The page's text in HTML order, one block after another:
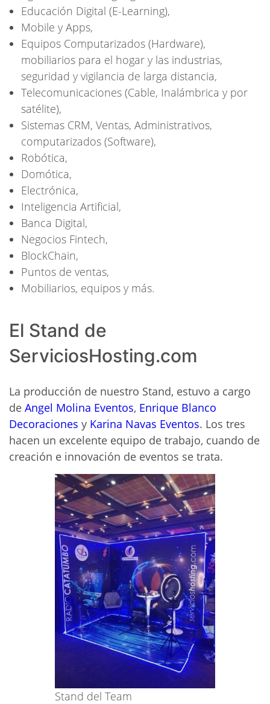
Educación Digital (E-Learning),
Mobile y Apps,
Equipos Computarizados (Hardware),
mobiliarios para el hogar y las industrias,
seguridad y vigilancia de larga distancia,
Telecomunicaciones (Cable, Inalámbrica y por
satélite),
Sistemas CRM, Ventas, Administrativos,
computarizados (Software),
Robótica,
Domótica,
Electrónica,
Inteligencia Artificial,
Banca Digital,
Negocios Fintech,
BlockChain,
Puntos de ventas,
Mobiliarios, equipos y más.
El Stand de
ServiciosHosting.com
La producción de nuestro Stand, estuvo a cargo
de Angel Molina Eventos, Enrique Blanco
Decoraciones y Karina Navas Eventos. Los tres
hacen un excelente equipo de trabajo, cuando de
creación e innovación de eventos se trata.
Stand del Team